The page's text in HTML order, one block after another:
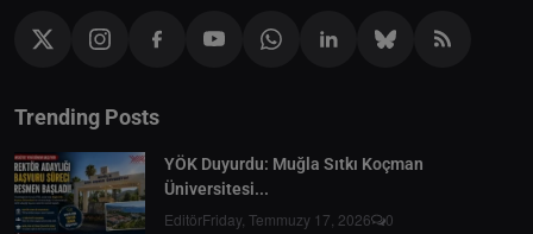
Trending Posts
YÖK Duyurdu: Muğla Sıtkı Koçman
Üniversitesi...
EditörFriday, Temmuzy 17, 2026 0